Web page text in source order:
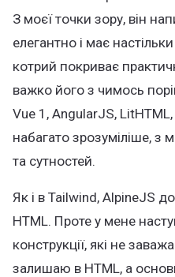
З моєї точки зору, він
елегантно і має
котрий покриває
важко його з чимось
Vue 1, AngularJS,
набагато зрозуміліше, з
та сутностей.
Як і в Tailwind, AlpineJS
HTML. Проте у мене
конструкції, які не
залишаю в HTML, а